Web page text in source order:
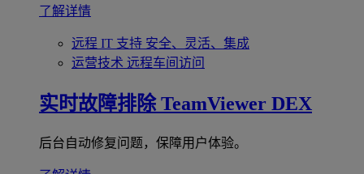
了解详情
远程 IT 支持 安全、灵活、集成
运营技术 远程车间访问
实时故障排除 TeamViewer DEX
后台自动修复问题，保障用户体验。